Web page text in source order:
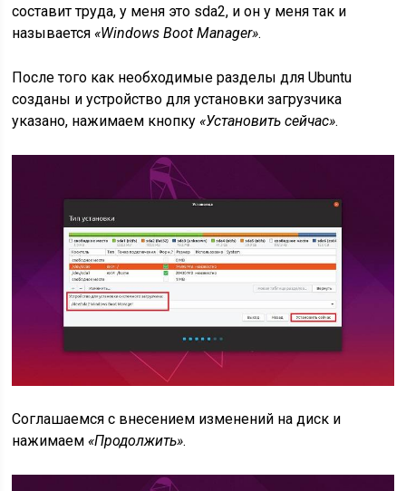
составит труда, у меня это sda2, и он у меня так и
называется«Windows Boot Manager».
После того как необходимые разделы для Ubuntu
созданы и устройство для установки загрузчика
указано, нажимаем кнопку«Установить сейчас».
Соглашаемся с внесением изменений на диск и
нажимаем«Продолжить».